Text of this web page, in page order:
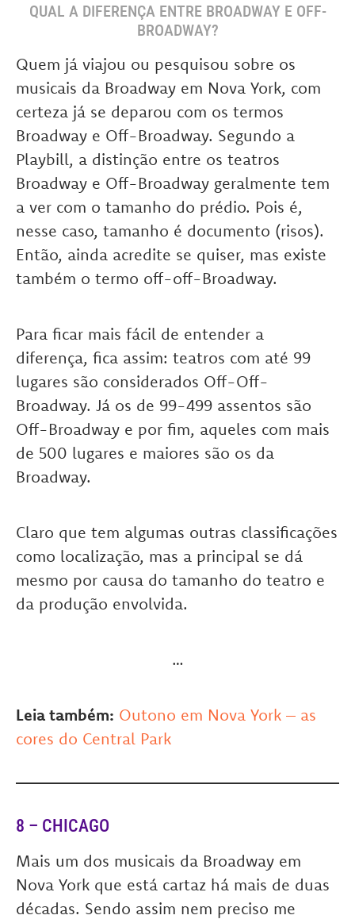
QUAL A DIFERENÇA ENTRE BROADWAY E OFF-
BROADWAY?
Quem já viajou ou pesquisou sobre os
musicais da Broadway em Nova York, com
certeza já se deparou com os termos
Broadway e Off-Broadway. Segundo a
Playbill, a distinção entre os teatros
Broadway e Off-Broadway geralmente tem
a ver com o tamanho do prédio. Pois é,
nesse caso, tamanho é documento (risos).
Então, ainda acredite se quiser, mas existe
também o termo off-off-Broadway.
Para ficar mais fácil de entender a
diferença, fica assim: teatros com até 99
lugares são considerados Off-Off-
Broadway. Já os de 99-499 assentos são
Off-Broadway e por fim, aqueles com mais
de 500 lugares e maiores são os da
Broadway.
Claro que tem algumas outras classificações
como localização, mas a principal se dá
mesmo por causa do tamanho do teatro e
da produção envolvida.
…
Leia também: Outono em Nova York – as
cores do Central Park
8 – CHICAGO
Mais um dos musicais da Broadway em
Nova York que está cartaz há mais de duas
décadas. Sendo assim nem preciso me